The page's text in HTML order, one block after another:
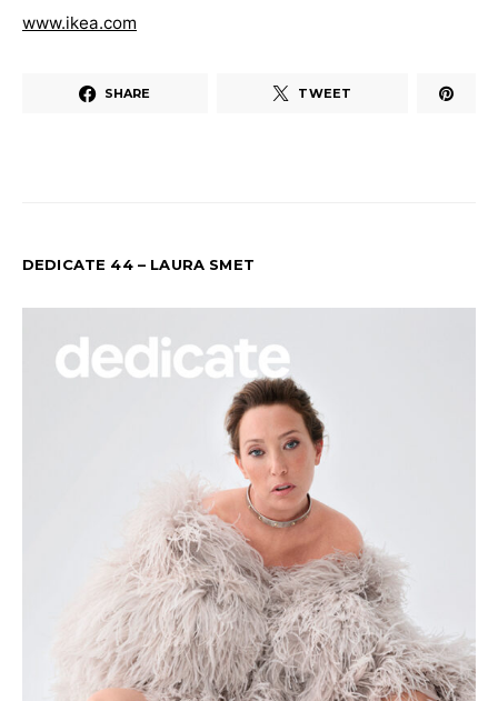
www.ikea.com
SHARE TWEET
DEDICATE 44 – LAURA SMET